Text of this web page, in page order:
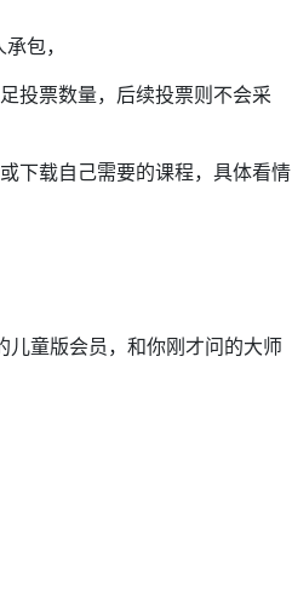
包，
投票数量，后续投票则不会采
下载自己需要的课程，具体看情
儿童版会员，和你刚才问的大师